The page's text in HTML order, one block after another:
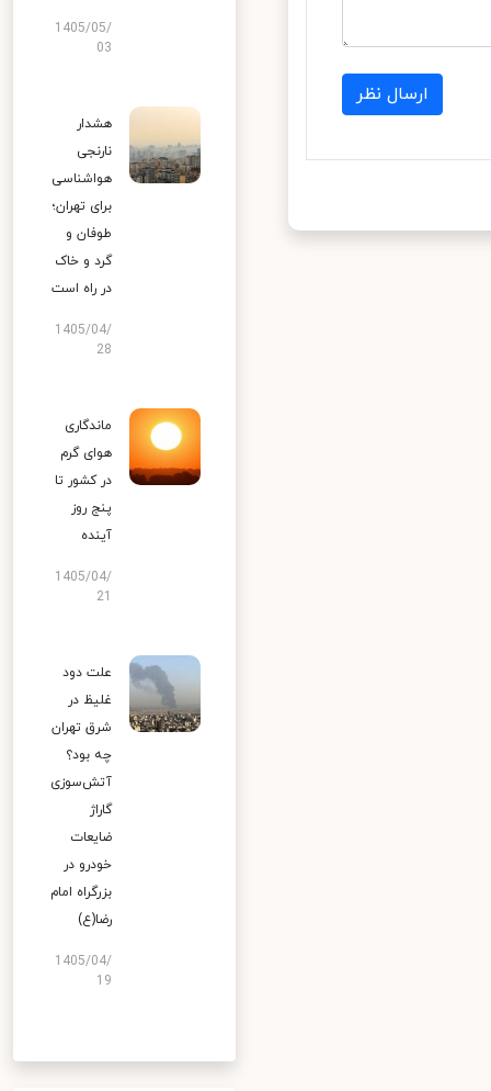
ارسال نظر
1405/05/
03
هشدار
نارنجی
هواشناسی
برای تهران؛
طوفان و
گرد و خاک
در راه است
1405/04/
28
ماندگاری
هوای گرم
در کشور تا
پنج روز
آینده
1405/04/
علت دود
غلیظ در
شرق تهران
چه بود؟
آتش‌سوزی
گاراژ
ضایعات
خودرو در
بزرگراه امام
رضا(ع)
1405/04/
19